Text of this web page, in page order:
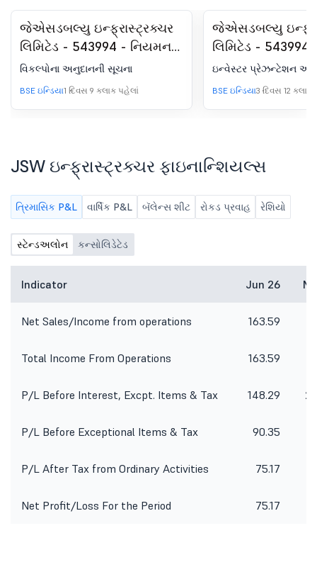
જેએસડબલ્યુ ઇન્ફ્રાસ્ટ્રક્ચર
લિમિટેડ - 543994 - નિયમન
30 હેઠળ જાહેરાત - વિકલ્પો
અનુદાનની સૂચના
વિકલ્પોના અનુદાનની સૂચના
BSE ઇન્ડિયા1 દિવસ 9 કલાક પહેલાં
જેએસડબલ્યુ
લિમિટેડ -
30 (એલઓડીઆર)
જાહેરાત -
ઇન્વેસ્ટર પ્રેઝન્ટેશન
BSE ઇન્ડિયા3 દિવસ 12 કલાક
JSW ઇન્ફ્રાસ્ટ્રક્ચર ફાઇનાન્શિયલ્સ
ત્રિમાસિક P&L વાર્ષિક P&L બૅલેન્સ શીટ રોકડ પ્રવાહ રેશિયો
સ્ટેન્ડઅલોન કન્સોલિડેટેડ
Indicator Jun 26
Net Sales/Income from operations 163.59
Total Income From Operations 163.59
P/L Before Interest, Excpt. Items & Tax 148.29
P/L Before Exceptional Items & Tax 90.35
P/L After Tax from Ordinary Activities 75.17
Net Profit/Loss For the Period 75.17